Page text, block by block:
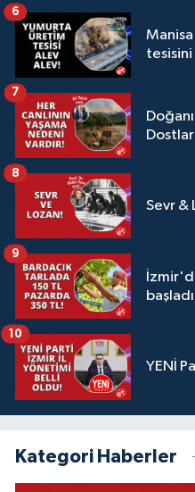
6
7
Sevr &
8
başladı
9
YENİ
10
Kategori Haberler